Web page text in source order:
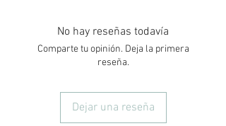
- Absorve energías negativas.
conexión y puede ser utilizado por
cualquier otro
Capricornio.
No hay reseñas todavía
Comparte tu opinión. Deja la primera
reseña.
Dejar una reseña